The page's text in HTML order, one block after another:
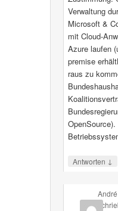
Verwaltung
Microsoft &
mit Cloud-
Azure laufen
premise
raus zu
Antworten ↓
André